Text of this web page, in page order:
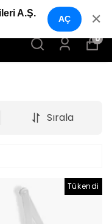
0
Sırala
Tükendi
A.Ş.
AÇ ✕